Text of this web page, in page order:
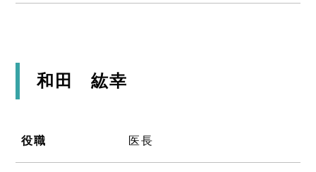
和田 紘幸
役職 医長